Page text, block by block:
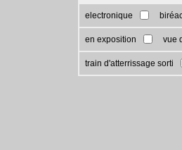
electronique
en exposition vue
train d'atterrissage sorti